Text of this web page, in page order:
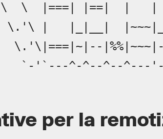
\  |===| |==|  |   |
|   |_|__|
\.'\|===|~|--
`-'`---^-^--^--^---
per la